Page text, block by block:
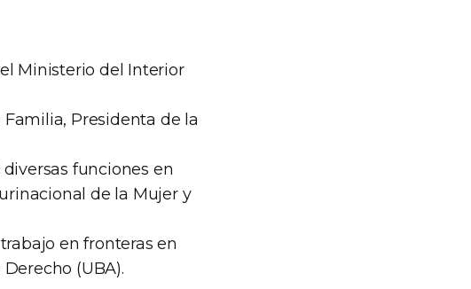
Ministerio del Interior
Presidenta de la
funciones en
de la Mujer y
en fronteras en
(UBA).